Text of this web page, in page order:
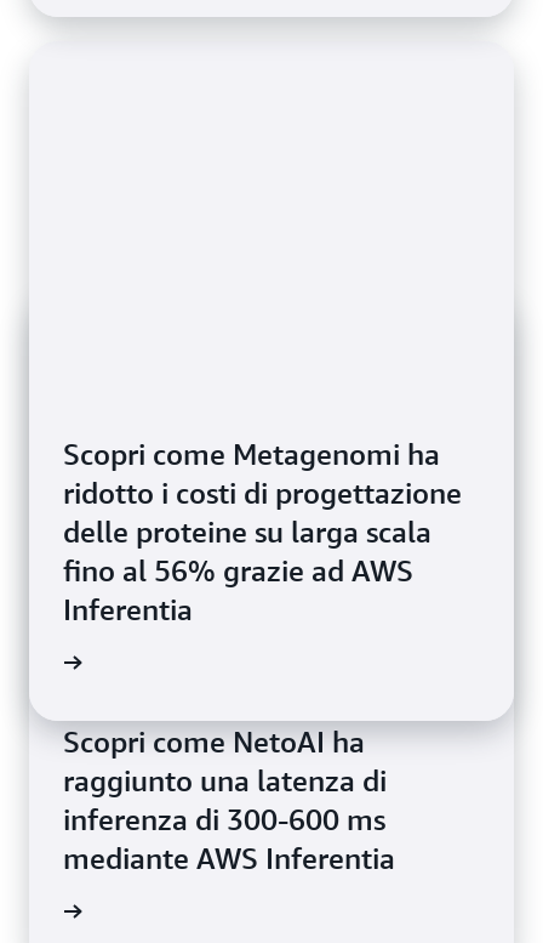
Scopri come Metagenomi ha
ridotto i costi di progettazione
delle proteine su larga scala
fino al 56% grazie ad AWS
Inferentia
Scopri come NetoAI ha
raggiunto una latenza di
inferenza di 300-600 ms
mediante AWS Inferentia
Scopri come SplashMusic ha
ridotto la latenza di inferenza
fino a 10 volte usando AWS